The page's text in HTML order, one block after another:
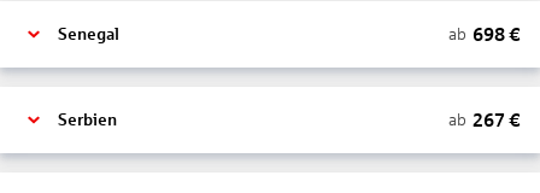
Senegal ab 698€
Serbien ab 267 €